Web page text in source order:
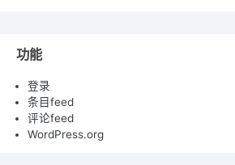
功能
登录
条目feed
评论feed
WordPress.org